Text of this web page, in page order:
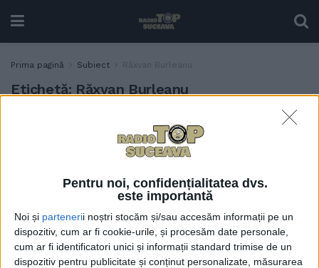
Pentru noi, confidențialitatea dvs.
este importantă
Noi și partenerii noștri stocăm și/sau accesăm informații pe un
dispozitiv, cum ar fi cookie-urile, și procesăm date personale,
cum ar fi identificatori unici și informații standard trimise de un
dispozitiv pentru publicitate și conținut personalizate, măsurarea
Prima pagină Subiect Răxvan Burleanu
Etichetă: Răxvan Burleanu
Primarul Rîmbu a promis,
din nou, un nou stadion
pentru Suceava: Avem
în cap. Trebuie să-l punem
pe hîrtie, să-l dirijăm și să-l
ducem în zona care duce
spre fapte
25 APRILIE, 2025